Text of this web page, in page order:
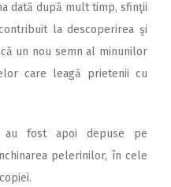
dată după mult timp, sfinţii
la descoperirea şi
un nou semn al minunilor
care leagă prietenii cu
au fost apoi depuse pe
pelerinilor, în cele